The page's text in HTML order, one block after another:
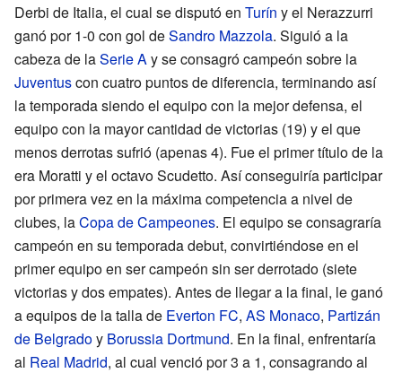
Derbi de Italia, el cual se disputó en Turín y el Nerazzurri
ganó por 1-0 con gol deSandro Mazzola. Siguió a la
cabeza de laSerie Ay se consagró campeón sobre la
Juventuscon cuatro puntos de diferencia, terminando así
la temporada siendo el equipo con la mejor defensa, el
equipo con la mayor cantidad de victorias (19) y el que
menos derrotas sufrió (apenas 4). Fue el primer título de la
era Moratti y el octavo Scudetto. Así conseguiría participar
por primera vez en la máxima competencia a nivel de
clubes, laCopa de Campeones. El equipo se consagraría
campeón en su temporada debut, convirtiéndose en el
primer equipo en ser campeón sin ser derrotado (siete
victorias y dos empates). Antes de llegar a la final, le ganó
a equipos de la talla de Everton FC, AS Monaco, Partizán
de Belgradoy Borussia Dortmund. En la final, enfrentaría
al Real Madrid, al cual venció por 3 a 1, consagrando al